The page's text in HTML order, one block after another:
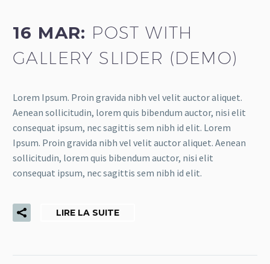
16 MAR: POST WITH
GALLERY SLIDER (DEMO)
Lorem Ipsum. Proin gravida nibh vel velit auctor aliquet.
Aenean sollicitudin, lorem quis bibendum auctor, nisi elit
consequat ipsum, nec sagittis sem nibh id elit. Lorem
Ipsum. Proin gravida nibh vel velit auctor aliquet. Aenean
sollicitudin, lorem quis bibendum auctor, nisi elit
consequat ipsum, nec sagittis sem nibh id elit.
LIRE LA SUITE